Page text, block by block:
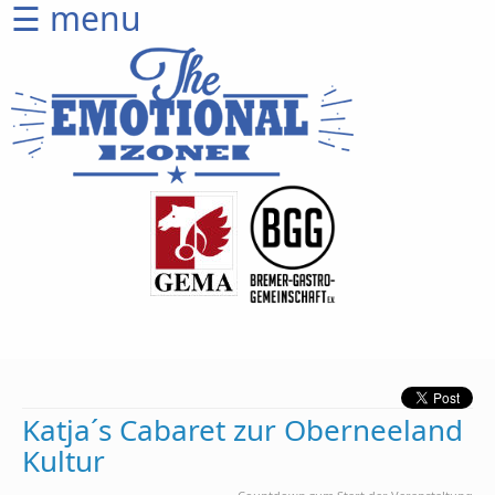
☰ menu
Home
CD
Shop
Ticketshop
Produktion
Sprich
Katja´s Cabaret zur Oberneeland
Kultur